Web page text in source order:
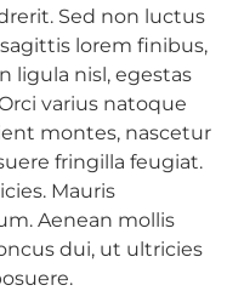
Sed non luctus
lorem finibus,
ligula nisl, egestas
varius natoque
montes, nascetur
fringilla feugiat.
Mauris
Aenean mollis
dui, ut ultricies